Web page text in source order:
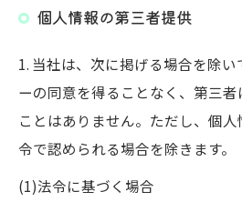
個人情報の第三者提供
1. 当社は、次に掲げる場合を除
ーの同意を得ることなく、第三
ことはありません。ただし、個
令で認められる場合を除きます。
(1)法令に基づく場合